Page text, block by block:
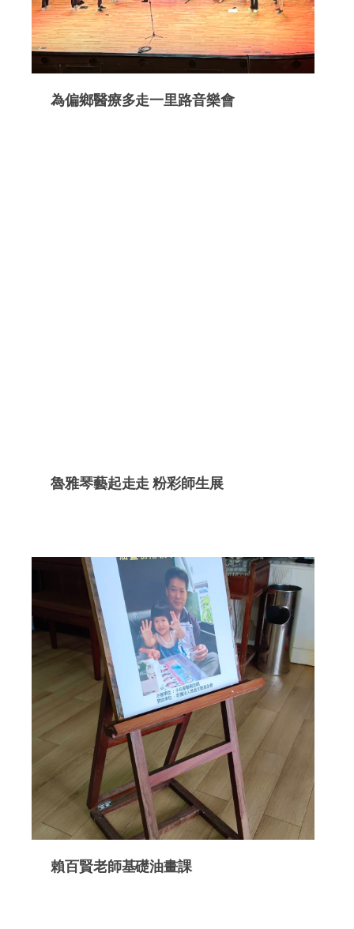
為偏鄉醫療多走一里路音樂會
魯雅琴藝起走走 粉彩師生展
賴百賢老師基礎油畫課